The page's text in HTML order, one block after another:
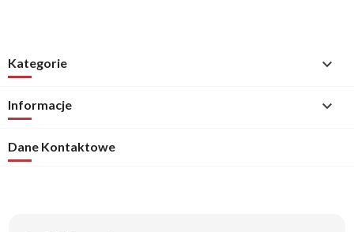
Kategorie 
Informacje 
Dane Kontaktowe